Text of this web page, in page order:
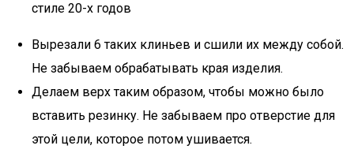
стиле 20-х годов
Вырезали 6 таких клиньев и сшили их между собой.
Не забываем обрабатывать края изделия.
Делаем верх таким образом, чтобы можно было
вставить резинку. Не забываем про отверстие для
этой цели, которое потом ушивается.